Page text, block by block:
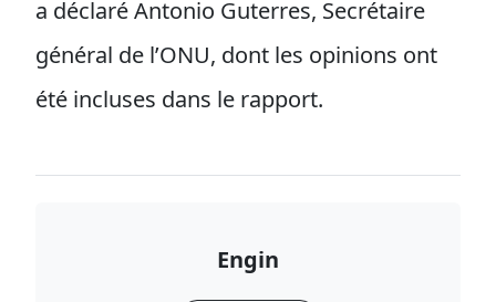
a déclaré Antonio Guterres, Secrétaire
général de l’ONU, dont les opinions ont
été incluses dans le rapport.
Engin